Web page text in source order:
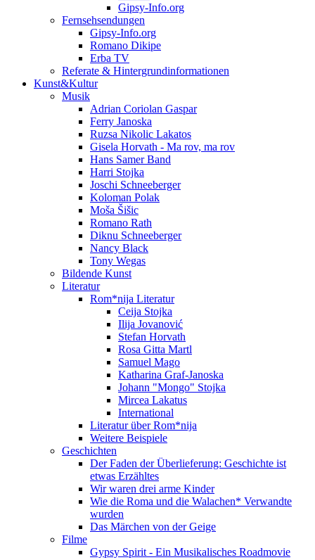
Gipsy-Info.org
Fernsehsendungen
Gipsy-Info.org
Romano Dikipe
Erba TV
Referate & Hintergrundinformationen
Kunst&Kultur
Musik
Adrian Coriolan Gaspar
Ferry Janoska
Ruzsa Nikolic Lakatos
Gisela Horvath - Ma rov, ma rov
Hans Samer Band
Harri Stojka
Joschi Schneeberger
Koloman Polak
Moša Šišic
Romano Rath
Diknu Schneeberger
Nancy Black
Tony Wegas
Bildende Kunst
Literatur
Rom*nija Literatur
Ceija Stojka
Ilija Jovanović
Stefan Horvath
Rosa Gitta Martl
Samuel Mago
Katharina Graf-Janoska
Johann "Mongo" Stojka
Mircea Lakatus
International
Literatur über Rom*nija
Weitere Beispiele
Geschichten
Der Faden der Überlieferung: Geschichte ist
etwas Erzähltes
Wir waren drei arme Kinder
Wie die Roma und die Walachen* Verwandte
wurden
Das Märchen von der Geige
Filme
Gypsy Spirit - Ein Musikalisches Roadmovie